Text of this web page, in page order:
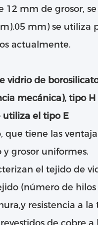
12 mm de grosor,
mm) se utiliza
actualmente.
vidrio de
mecánica), tipo
utiliza el tipo E
tiene las
grosor uniformes.
el tejido de
(número de
resistencia a la